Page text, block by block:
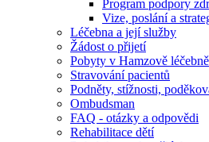
Program podpory
Vize, poslání a
Léčebna a její služby
Žádost o přijetí
Pobyty v Hamzově léčebně
Stravování pacientů
Podněty, stížnosti,
Ombudsman
FAQ - otázky a odpovědi
Rehabilitace dětí